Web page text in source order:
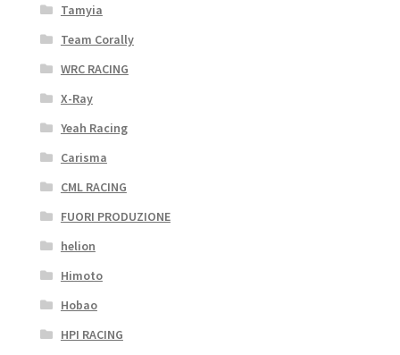
Tamyia
Team Corally
WRC RACING
X-Ray
Yeah Racing
Carisma
CML RACING
FUORI PRODUZIONE
helion
Himoto
Hobao
HPI RACING